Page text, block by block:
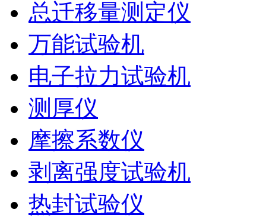
总迁移量测定仪
万能试验机
电子拉力试验机
测厚仪
摩擦系数仪
剥离强度试验机
热封试验仪